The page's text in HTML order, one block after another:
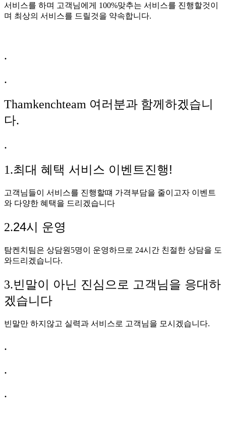
서비스를 하며 고객님에게 100%맞추는 서비스를 진행할것이
며 최상의 서비스를 드릴것을 약속합니다.
.
.
Thamkenchteam 여러분과 함께하겠습니
다.
.
1.최대 혜택 서비스 이벤트진행!
고객님들이 서비스를 진행할떄 가격부담을 줄이고자 이벤트
와 다양한 혜택을 드리겠습니다
2.24시 운영
탐켄치팀은 상담원5명이 운영하므로 24시간 친절한 상담을 도
와드리겠습니다.
3.빈말이 아닌 진심으로 고객님을 응대하
겠습니다
빈말만 하지않고 실력과 서비스로 고객님을 모시겠습니다.
.
.
.